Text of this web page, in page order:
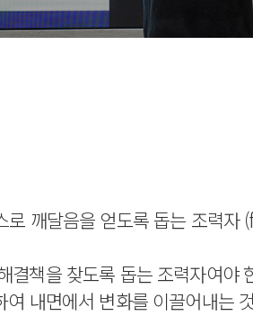
로 깨달음을 얻도록 돕는 조력
책을 찾도록 돕는 조력자여야
내면에서 변화를 이끌어내는